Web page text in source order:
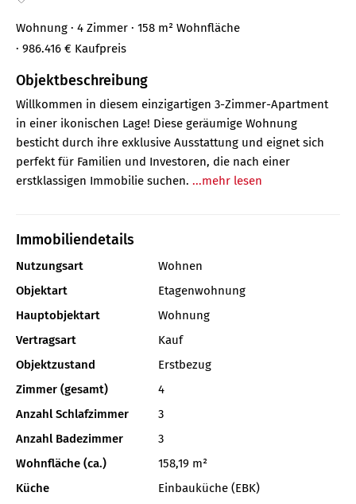
Wohnung · 4 Zimmer · 158 m² Wohnfläche
· 986.416 € Kaufpreis
Objektbeschreibung
Willkommen in diesem einzigartigen 3-Zimmer-Apartment
in einer ikonischen Lage! Diese geräumige Wohnung
besticht durch ihre exklusive Ausstattung und eignet sich
perfekt für Familien und Investoren, die nach einer
erstklassigen Immobilie suchen. ...mehr lesen
Immobiliendetails
Nutzungsart
Wohnen
Objektart
Etagenwohnung
Hauptobjektart
Wohnung
Vertragsart
Kauf
Objektzustand
Erstbezug
Zimmer (gesamt)
4
Anzahl Schlafzimmer
3
Anzahl Badezimmer
3
Wohnfläche (ca.)
158,19 m²
Küche
Einbauküche (EBK)